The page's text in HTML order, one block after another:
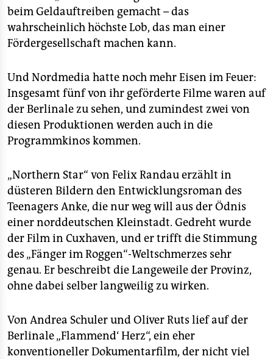
beim Geldauftreiben gemacht – das
wahrscheinlich höchste Lob, das man einer
Fördergesellschaft machen kann.
Und Nordmedia hatte noch mehr Eisen im Feuer:
Insgesamt fünf von ihr geförderte Filme waren auf
der Berlinale zu sehen, und zumindest zwei von
diesen Produktionen werden auch in die
Programmkinos kommen.
„Northern Star“ von Felix Randau erzählt in
düsteren Bildern den Entwicklungsroman des
Teenagers Anke, die nur weg will aus der Ödnis
einer norddeutschen Kleinstadt. Gedreht wurde
der Film in Cuxhaven, und er trifft die Stimmung
des „Fänger im Roggen“-Weltschmerzes sehr
genau. Er beschreibt die Langeweile der Provinz,
ohne dabei selber langweilig zu wirken.
Von Andrea Schuler und Oliver Ruts lief auf der
Berlinale „Flammend‘ Herz“, ein eher
konventioneller Dokumentarfilm, der nicht viel